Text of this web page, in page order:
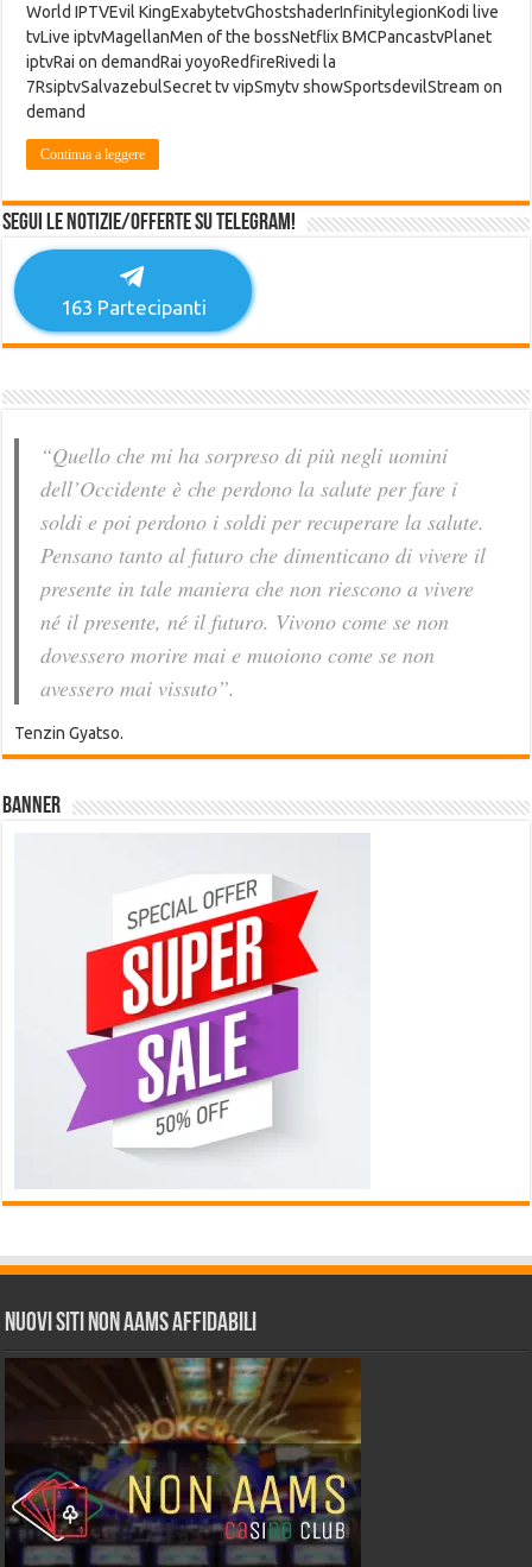
World IPTVEvil KingExabytetvGhostshaderInfinitylegionKodi live
tvLive iptvMagellanMen of the bossNetflix BMCPancastvPlanet
iptvRai on demandRai yoyoRedfireRivedi la
7RsiptvSalvazebulSecret tv vipSmytv showSportsdevilStream on
demand
Continua a leggere
Segui le notizie/offerte su Telegram!
163 Partecipanti
“Quello che mi ha sorpreso di più negli uomini
dell’Occidente è che perdono la salute per fare i
soldi e poi perdono i soldi per recuperare la salute.
Pensano tanto al futuro che dimenticano di vivere il
presente in tale maniera che non riescono a vivere
né il presente, né il futuro. Vivono come se non
dovessero morire mai e muoiono come se non
avessero mai vissuto”.
Tenzin Gyatso.
Banner
Nuovi siti non AAMS affidabili